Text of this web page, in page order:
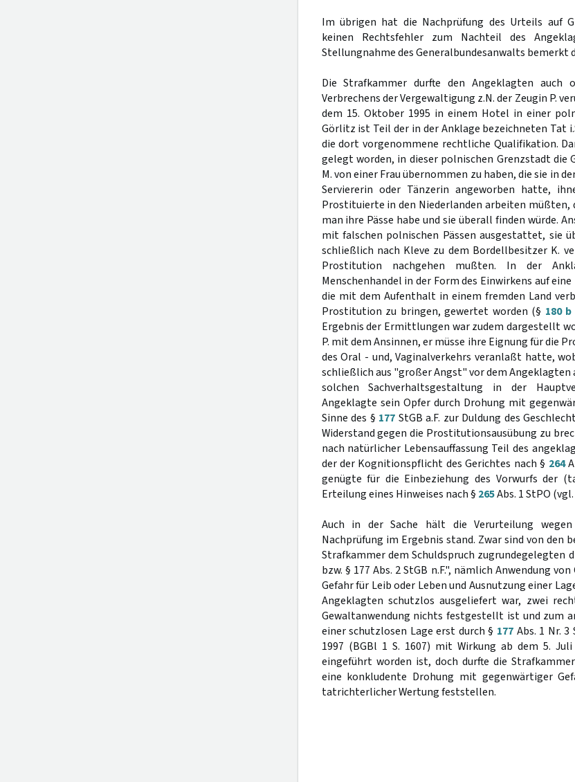
Im übrigen hat die Nachprüfung des Urteils auf
keinen Rechtsfehler zum Nachteil des
Stellungnahme des Generalbundesanwalts bemerkt
Die Strafkammer durfte den Angeklagten auch
Verbrechens der Vergewaltigung z.N. der Zeugin P.
dem 15. Oktober 1995 in einem Hotel in einer
Görlitz ist Teil der in der Anklage bezeichneten Tat
die dort vorgenommene rechtliche Qualifikation.
gelegt worden, in dieser polnischen Grenzstadt die
M. von einer Frau übernommen zu haben, die sie in
Serviererin oder Tänzerin angeworben hatte,
Prostituierte in den Niederlanden arbeiten müßten,
man ihre Pässe habe und sie überall finden würde.
mit falschen polnischen Pässen ausgestattet, sie
schließlich nach Kleve zu dem Bordellbesitzer K.
Prostitution nachgehen mußten. In der
Menschenhandel in der Form des Einwirkens auf
die mit dem Aufenthalt in einem fremden Land
Prostitution zu bringen, gewertet worden (§ 180 b
Ergebnis der Ermittlungen war zudem dargestellt
P. mit dem Ansinnen, er müsse ihre Eignung für die
des Oral - und, Vaginalverkehrs veranlaßt hatte,
schließlich aus "großer Angst" vor dem Angeklagten
solchen Sachverhaltsgestaltung in der
Angeklagte sein Opfer durch Drohung mit
Sinne des § 177 StGB a.F. zur Duldung des
Widerstand gegen die Prostitutionsausübung zu
nach natürlicher Lebensauffassung Teil des
der der Kognitionspflicht des Gerichtes nach § 264
genügte für die Einbeziehung des Vorwurfs der
Erteilung eines Hinweises nach § 265Abs. 1 StPO
Auch in der Sache hält die Verurteilung
Nachprüfung im Ergebnis stand. Zwar sind von den
Strafkammer dem Schuldspruch zugrundegelegten
bzw. § 177 Abs. 2 StGB n.F.", nämlich Anwendung
Gefahr für Leib oder Leben und Ausnutzung einer
Angeklagten schutzlos ausgeliefert war, zwei
Gewaltanwendung nichts festgestellt ist und zum
einer schutzlosen Lage erst durch § 177 Abs. 1 Nr. 3
1997 (BGBl 1 S. 1607) mit Wirkung ab dem 5.
eingeführt worden ist, doch durfte die
eine konkludente Drohung mit gegenwärtiger
tatrichterlicher Wertung feststellen.